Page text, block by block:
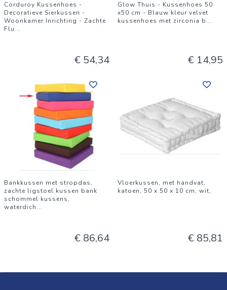
Corduroy Kussenhoes -
Decoratieve Sierkussen -
Woonkamer Inrichting - Zachte
Flu...
€ 54,34
Glow Thuis - Kussenhoes 50
x50 cm - Blauw kleur velvet
kussenhoes met zirconia b...
€ 14,95
Bankkussen met stropdas,
zachte ligstoel kussen bank
schommel kussens,
waterdich...
€ 86,64
Vloerkussen, met handvat,
katoen, 50 x 50 x 10 cm, wit,
€ 85,81